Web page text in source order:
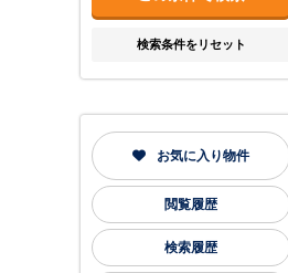
検索条件をリセット
お気に入り物件
閲覧履歴
検索履歴